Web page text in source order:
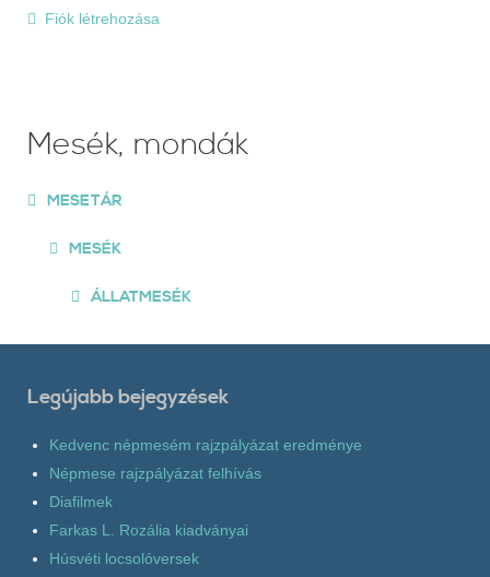
Fiók létrehozása
Mesék, mondák
MESETÁR
MESÉK
ÁLLATMESÉK
Legújabb bejegyzések
Kedvenc népmesém rajzpályázat eredménye
Népmese rajzpályázat felhívás
Diafilmek
Farkas L. Rozália kiadványai
Húsvéti locsolóversek